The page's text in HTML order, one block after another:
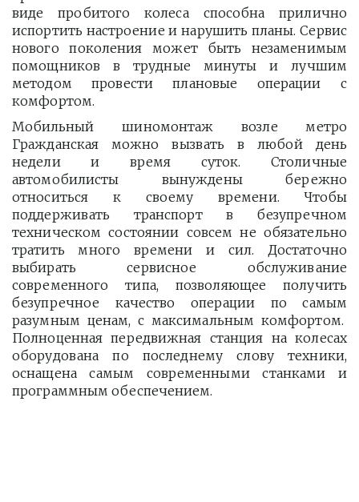
виде пробитого колеса способна прилично
испортить настроение и нарушить планы. Сервис
нового поколения может быть незаменимым
помощников в трудные минуты и лучшим
методом провести плановые операции с
комфортом.
Мобильный шиномонтаж возле метро
Гражданская можно вызвать в любой день
недели и время суток. Столичные
автомобилисты вынуждены бережно
относиться к своему времени. Чтобы
поддерживать транспорт в безупречном
техническом состоянии совсем не обязательно
тратить много времени и сил. Достаточно
выбирать сервисное обслуживание
современного типа, позволяющее получить
безупречное качество операции по самым
разумным ценам, с максимальным комфортом.
Полноценная передвижная станция на колесах
оборудована по последнему слову техники,
оснащена самым современными станками и
программным обеспечением.